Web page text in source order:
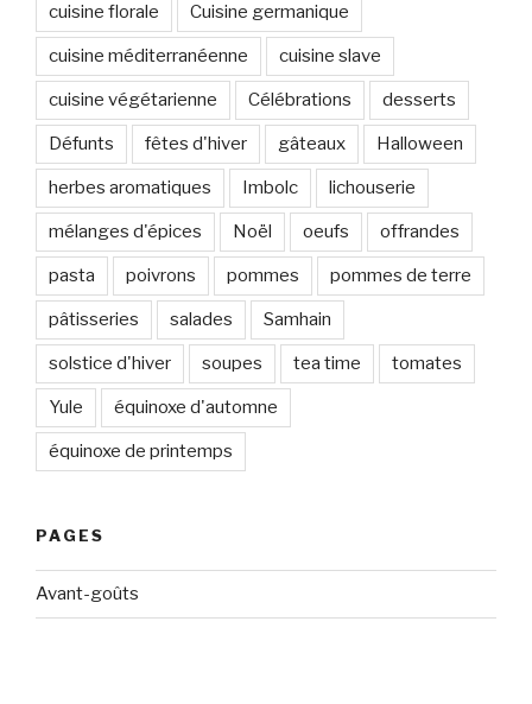
cuisine florale Cuisine germanique
cuisine méditerranéenne cuisine slave
cuisine végétarienne Célébrations desserts
Défunts fêtes d'hiver gâteaux Halloween
herbes aromatiques Imbolc lichouserie
mélanges d'épices Noël oeufs offrandes
pasta poivrons pommes pommes de terre
pâtisseries salades Samhain
solstice d'hiver soupes tea time tomates
Yule équinoxe d'automne
équinoxe de printemps
PAGES
Avant-goûts